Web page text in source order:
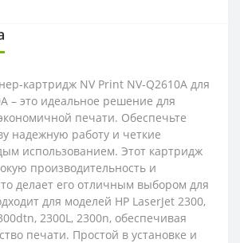
картридж NV Print NV-Q2610A для
– это идеальное решение для
печати. Обеспечьте
надежную работу и четкие
использованием. Этот картридж
производительность и
делает его отличным выбором для
для моделей HP LaserJet 2300,
2300L, 2300n, обеспечивая
печати. Простой в установке и